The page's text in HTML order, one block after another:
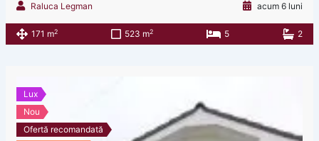
Raluca Legman acum 6 luni
171 m2 523 m2 5 2
Lux
Nou
Ofertă recomandată